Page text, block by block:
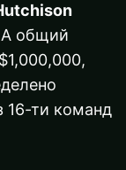
общий
16-ти команд